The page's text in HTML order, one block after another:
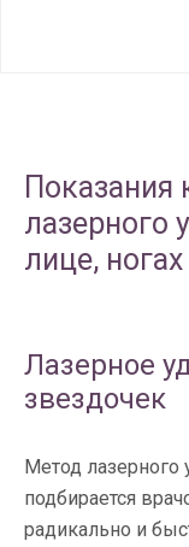
лазерного
лице,
Лазерное
звездочек
Метод лазерного
подбирается
радикально и